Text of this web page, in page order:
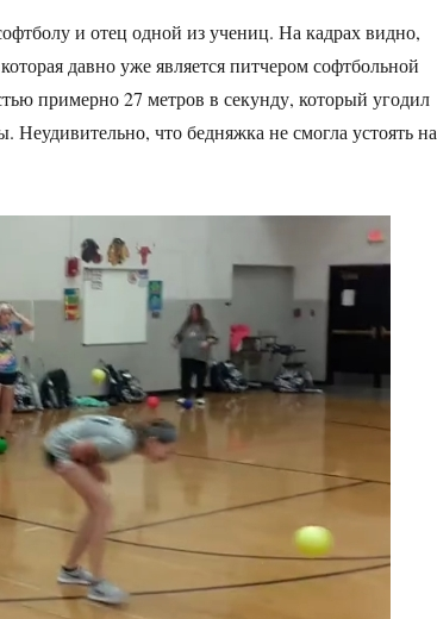
и отец одной из учениц. На кадрах видно,
давно уже является питчером софтбольной
примерно 27 метров в секунду, который угодил
Неудивительно, что бедняжка не смогла устоять на